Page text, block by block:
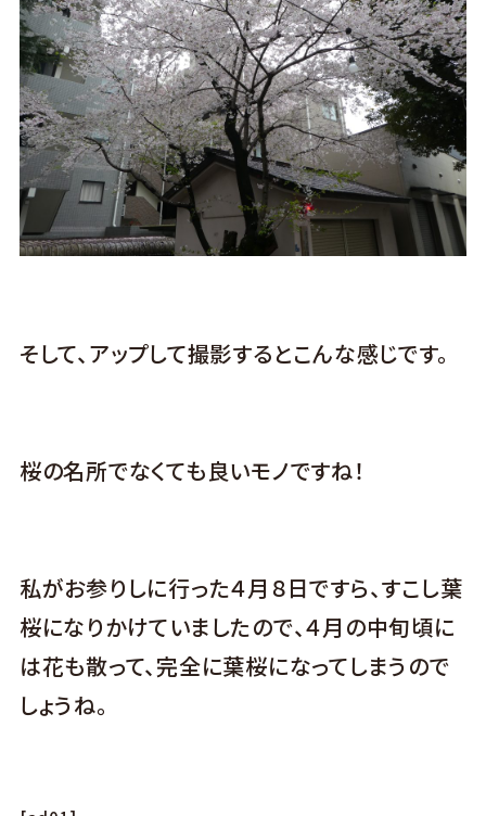
そして、アップして撮影するとこんな感じです。
桜の名所でなくても良いモノですね！
私がお参りしに行った４月８日ですら、すこし葉
桜になりかけていましたので、４月の中旬頃に
は花も散って、完全に葉桜になってしまうので
しょうね。